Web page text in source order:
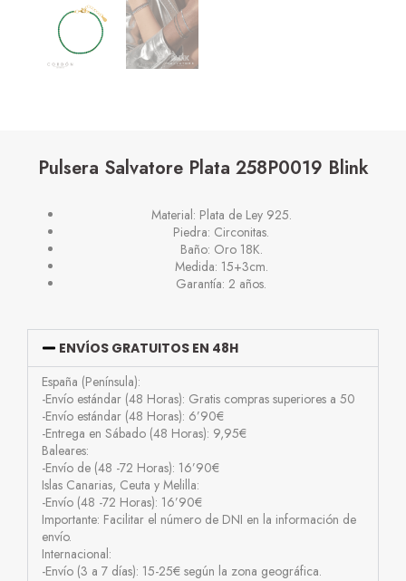
Pulsera Salvatore Plata 258P0019 Blink
Material: Plata de Ley 925.
Piedra: Circonitas.
Baño: Oro 18K.
Medida: 15+3cm.
Garantía: 2 años.
ENVÍOS GRATUITOS EN 48H
España (Península):
-Envío estándar (48 Horas): Gratis compras superiores a 50
-Envío estándar (48 Horas): 6’90€
-Entrega en Sábado (48 Horas): 9,95€
Baleares:
-Envío de (48 -72 Horas): 16’90€
Islas Canarias, Ceuta y Melilla:
-Envío (48 -72 Horas): 16’90€
Importante: Facilitar el número de DNI en la información de
envío.
Internacional:
-Envío (3 a 7 días): 15-25€ según la zona geográfica.